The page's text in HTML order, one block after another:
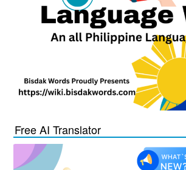
Free AI Translator